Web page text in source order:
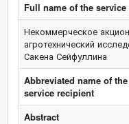
Full name of the
Некоммерческое
агротехнический
Сакена Сейфуллина
Abbreviated name of the
service recipient
Abstract